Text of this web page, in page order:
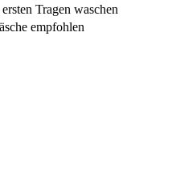
Tragen waschen
empfohlen